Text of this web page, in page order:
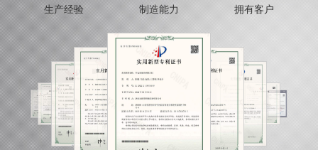
生产经验 制造能力 拥有客户